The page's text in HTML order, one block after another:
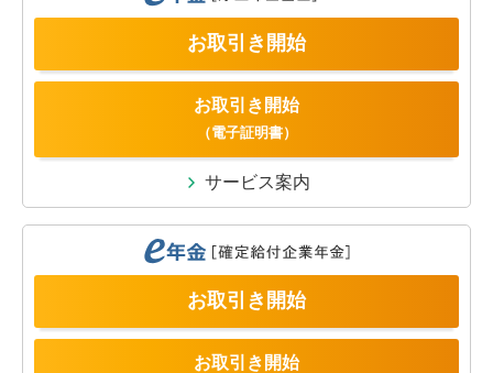
お取引き開始
お取引き開始
（電子証明書）
サービス案内
お取引き開始
お取引き開始